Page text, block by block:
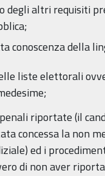
degli altri requisiti
conoscenza della
liste elettorali
riportate (il
concessa la non
ed i
di non aver